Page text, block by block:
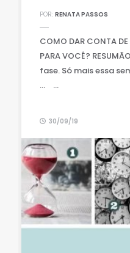
POR: RENATA PASSOS
COMO DAR CONTA DE
PARA VOCÊ?
fase. Só mais essa
… ⠀...
30/09/19